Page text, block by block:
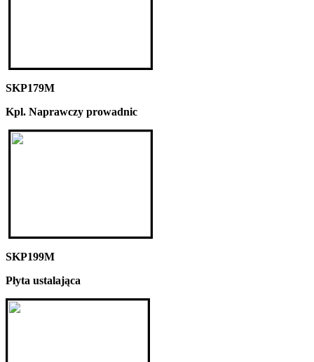
SKP179M
Kpl. Naprawczy prowadnic
SKP199M
Płyta ustalająca